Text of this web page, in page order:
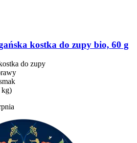
kostka do zupy bio, 60 g
do zupy
kg)